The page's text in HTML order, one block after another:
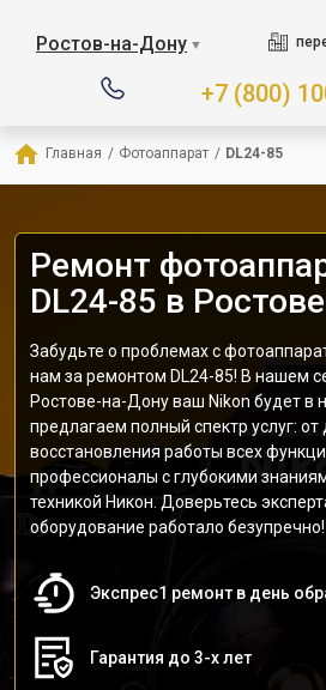
Ростов-на-Дону ▼
+7 (800)
Главная / Фотоаппарат / DL24-85
Ремонт
DL24-85 в
Забудьте о проблемах с
нам за ремонтом DL24-85! В нашем
Ростове-на-Дону ваш Nikon будет в
предлагаем полный спектр услуг: от
восстановления работы всех
профессионалы с глубокими
техникой Никон. Доверьтесь
оборудование работало безупречно!
Экспрес1 ремонт в день
Гарантия до 3-х лет